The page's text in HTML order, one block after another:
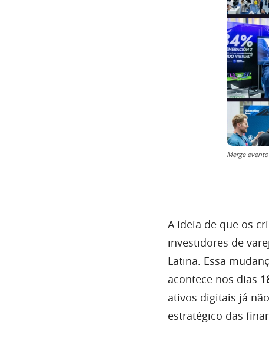
Merge evento
A ideia de que os
investidores de
Latina. Essa
acontece nos dias
ativos digitais já
estratégico das